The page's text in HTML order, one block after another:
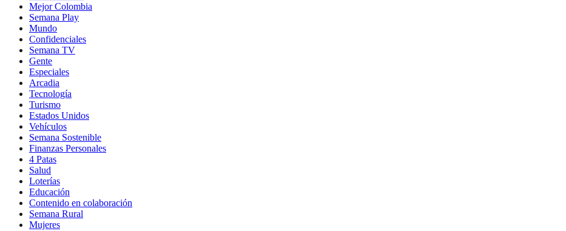
Mejor Colombia
Semana Play
Mundo
Confidenciales
Semana TV
Gente
Especiales
Arcadia
Tecnología
Turismo
Estados Unidos
Vehículos
Semana Sostenible
Finanzas Personales
4 Patas
Salud
Loterías
Educación
Contenido en colaboración
Semana Rural
Mujeres